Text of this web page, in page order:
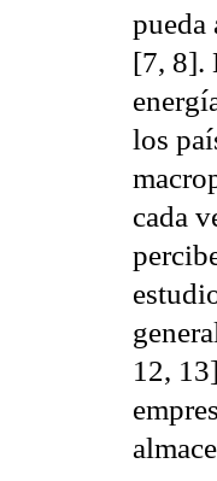
pueda
[7, 8].
los
cada
12,